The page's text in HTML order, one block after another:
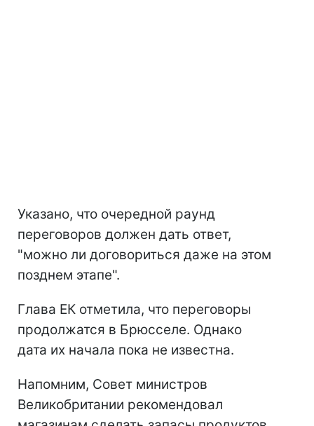
Указано, что очередной раунд
переговоров должен дать ответ,
"можно ли договориться даже на этом
позднем этапе".
Глава ЕК отметила, что переговоры
продолжатся в Брюсселе. Однако
дата их начала пока не известна.
Напомним, Совет министров
Великобритании рекомендовал